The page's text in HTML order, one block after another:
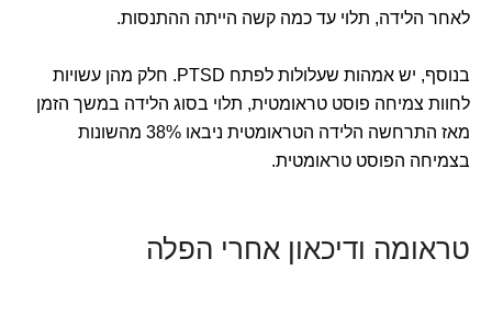
לאחר הלידה, תלוי עד כמה קשה הייתה ההתנסות.
בנוסף, יש אמהות שעלולות לפתח PTSD. חלק מהן עשויות
לחוות צמיחה פוסט טראומטית, תלוי בסוג הלידה במשך הזמן
מאז התרחשה הלידה הטראומטית ניבאו 38% מהשונות
בצמיחה הפוסט טראומטית.
טראומה ודיכאון אחרי הפלה